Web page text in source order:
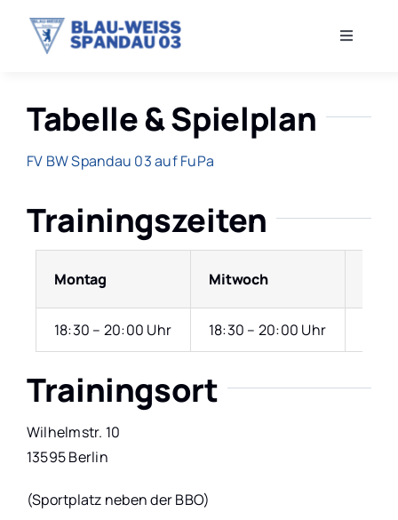
Inhalt
Toggle
SHOP
KONTAKT
Tabelle & Spielplan
FV BW Spandau 03 auf FuPa
Trainingszeiten
Montag Mitwoch
18:30 – 20:00 Uhr 18:30 – 20:00 Uhr
Trainingsort
Wilhelmstr. 10
13595 Berlin
(Sportplatz neben der BBO)